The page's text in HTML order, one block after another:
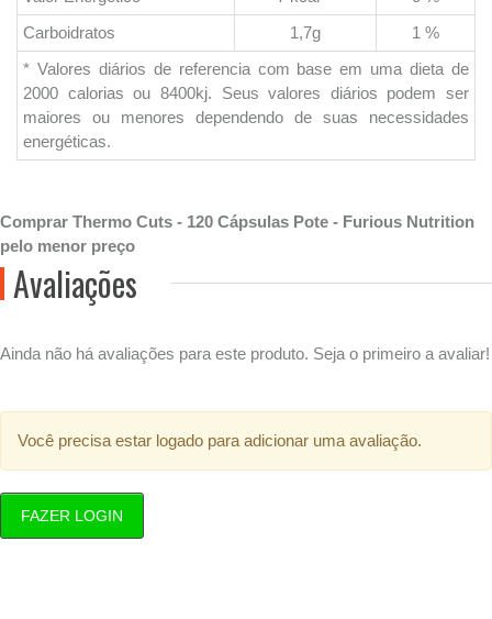
Carboidratos
1,7g
1 %
* Valores diários de referencia com base em uma dieta de
2000 calorias ou 8400kj. Seus valores diários podem ser
maiores ou menores dependendo de suas necessidades
energéticas.
Comprar Thermo Cuts - 120 Cápsulas Pote - Furious Nutrition
pelo menor preço
Avaliações
Ainda não há avaliações para este produto. Seja o primeiro a avaliar!
Você precisa estar logado para adicionar uma avaliação.
FAZER LOGIN